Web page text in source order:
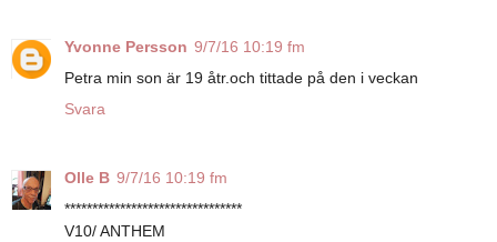
Yvonne Persson 9/7/16 10:19 fm
Petra min son är 19 åtr.och tittade på den i veckan
Svara
Olle B 9/7/16 10:19 fm
********************************
V10/ ANTHEM